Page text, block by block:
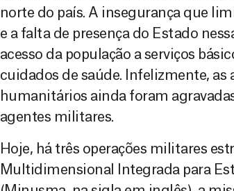
norte do país. A insegurança que
e a falta de presença do Estado
acesso da população a serviços
cuidados de saúde. Infelizmente, as
humanitários ainda foram
agentes militares.
Hoje, há três operações militares
Multidimensional Integrada para